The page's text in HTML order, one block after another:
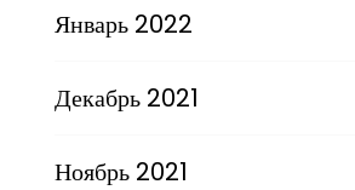
Январь 2022
Декабрь 2021
Ноябрь 2021